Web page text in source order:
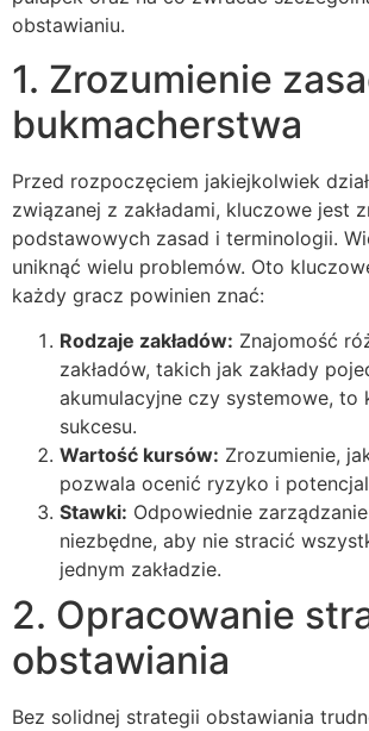
obstawianiu.
1. Zrozumienie
bukmacherstwa
Przed rozpoczęciem jakiejkolwiek
związanej z zakładami, kluczowe jest
podstawowych zasad i terminologii.
uniknąć wielu problemów. Oto
każdy gracz powinien znać:
Rodzaje zakładów: Znajomość
zakładów, takich jak zakłady
akumulacyjne czy systemowe, to
sukcesu.
Wartość kursów: Zrozumienie,
pozwala ocenić ryzyko i
Stawki: Odpowiednie
niezbędne, aby nie stracić
jednym zakładzie.
2. Opracowanie
obstawiania
Bez solidnej strategii obstawiania